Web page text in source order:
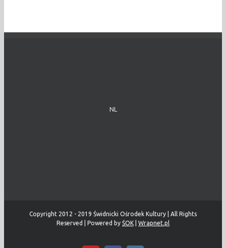
NL
Copyright 2012 - 2019 Świdnicki Ośrodek Kultury | All Rights
Reserved | Powered by ŚOK Wrapnet.pl